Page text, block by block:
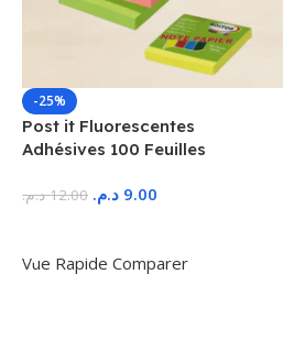
-25%
Post it Fluorescentes
Adhésives 100 Feuilles
12.00 د.م. 9.00 د.م.
Vue Rapide Comparer